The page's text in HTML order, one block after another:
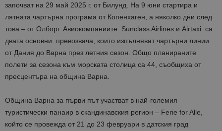
започват на 29 май 2025 г. от Билунд. На 9 юни стартира и
лятната чартърна програма от Копенхаген, а няколко дни след
това – от Олборг. Авиокомпаниите Sunclass Airlines и Аirtaxi са
двата основни превозвача, които изпълняват чартърни линии
от Дания до Варна през летния сезон. Общо планираните
полети за сезона към морската столица са 44, съобщиха от
пресцентъра на община Варна.
Община Варна за първи път участват в най-големия
туристически панаир в скандинавския регион – Ferie for Alle,
който се провежда от 21 до 23 февруари в датския град